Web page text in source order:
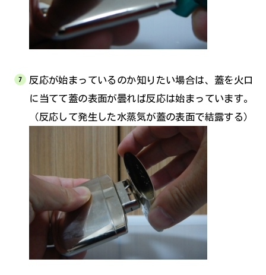
反応が始まっているのか知りたい場合は、蓋を火口
に当てて蓋の表面が曇れば反応は始まっています。
（反応して発生した水蒸気が蓋の表面で結露する）